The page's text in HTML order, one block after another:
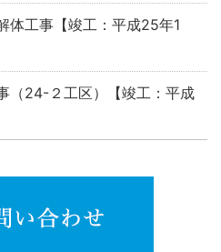
体工事【竣工：平成25年1
（24-２工区）【竣工：平成